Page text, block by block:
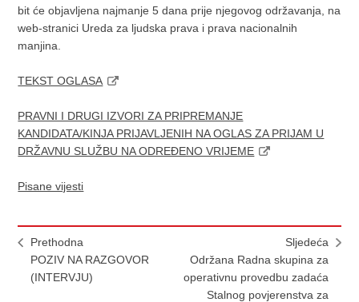
bit će objavljena najmanje 5 dana prije njegovog održavanja, na
web-stranici Ureda za ljudska prava i prava nacionalnih
manjina.
TEKST OGLASA
PRAVNI I DRUGI IZVORI ZA PRIPREMANJE
KANDIDATA/KINJA PRIJAVLJENIH NA OGLAS ZA PRIJAM U
DRŽAVNU SLUŽBU NA ODREĐENO VRIJEME
Pisane vijesti
Prethodna
POZIV NA RAZGOVOR
(INTERVJU)
Sljedeća
Održana Radna skupina za
operativnu provedbu zadaća
Stalnog povjerenstva za